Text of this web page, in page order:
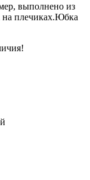
выполнено из
на плечиках.Юбка